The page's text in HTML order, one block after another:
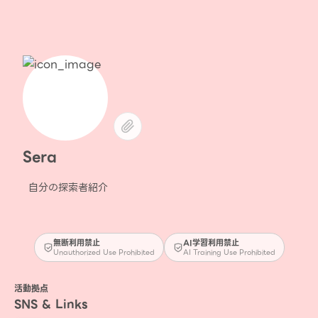
Sera
自分の探索者紹介
無断利用禁止
Unauthorized Use Prohibited
AI学習利用禁止
AI Training Use Prohibited
活動拠点
SNS & Links